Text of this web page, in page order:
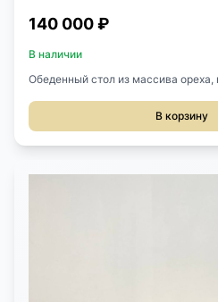
140 000 ₽
В наличии
Обеденный стол из массива
но можем сделать на заказ.
разложенном виде: 250х116х73 см.
В корзину